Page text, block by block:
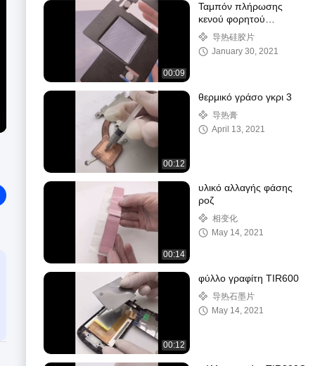
00:09
Ταμπόν πλήρωσης
κενού φορητού
υπολογιστή TIF800 Γκρι
导热硅胶片
January 30, 2021
00:12
θερμικό γράσο γκρι 3
导热膏
April 13, 2021
00:14
υλικό αλλαγής φάσης
ροζ
相变化
May 14, 2021
00:12
φύλλο γραφίτη TIR600
导热石墨片
May 14, 2021